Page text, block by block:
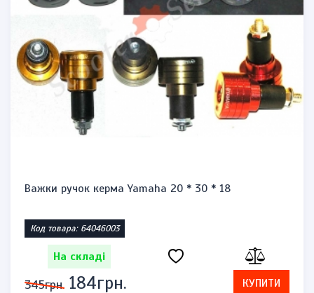
КУПИТИ
Запальничка бензинова тип zippo
Код товара: 1471864623
На складі
575грн.